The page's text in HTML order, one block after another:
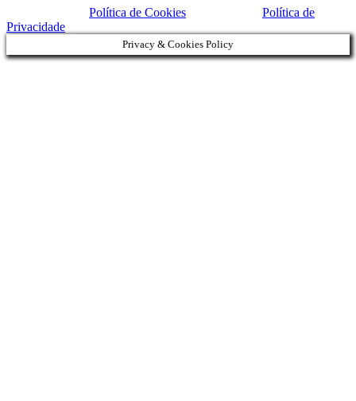
Política de Cookies
Política de
Privacidade
Privacy & Cookies Policy